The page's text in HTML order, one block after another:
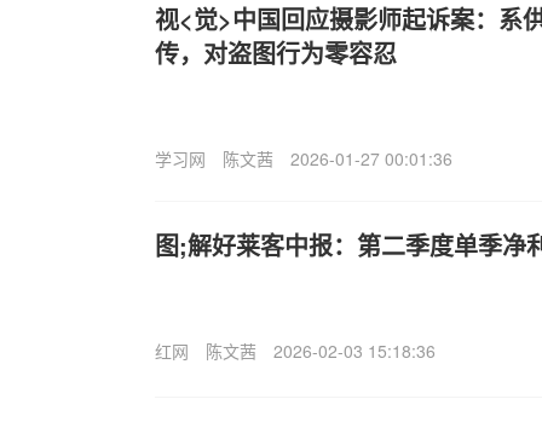
视<觉>中国回应摄影师起诉案：系
传，对盗图行为零容忍
学习网 陈文茜 2026-01-27 00:01:36
图;解好莱客中报：第二季度单季净
红网 陈文茜 2026-02-03 15:18:36